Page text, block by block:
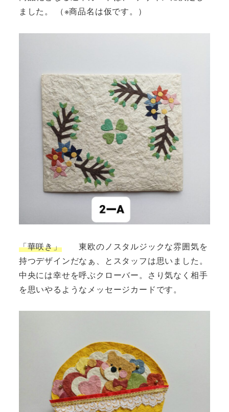
ました。 （※商品名は仮です。）
「華咲き」東欧のノスタルジックな雰囲気を
持つデザインだなぁ、とスタッフは思いました。
中央には幸せを呼ぶクローバー。さり気なく相手
を思いやるようなメッセージカードです。